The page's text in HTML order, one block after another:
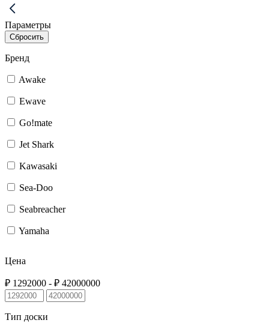
Параметры
Бренд
Awake
Ewave
Go!mate
Jet Shark
Kawasaki
Sea-Doo
Seabreacher
Yamaha
Цена
₽ 1292000 - ₽ 42000000
Тип доски